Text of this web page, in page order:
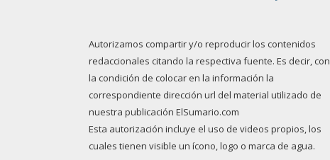
Autorizamos compartir y/o reproducir los contenidos
redaccionales citando la respectiva fuente. Es decir, con
la condición de colocar en la información la
correspondiente dirección url del material utilizado de
nuestra publicación ElSumario.com
Esta autorización incluye el uso de videos propios, los
cuales tienen visible un ícono, logo o marca de agua.